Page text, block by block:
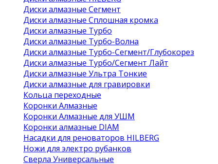
Диски алмазные Сегмент
Диски алмазные Сплошная кромка
Диски алмазные Турбо
Диски алмазные Турбо-Волна
Диски алмазные Турбо-Сегмент/Глубокорез
Диски алмазные Турбо/Сегмент Лайт
Диски алмазные Ультра Тонкие
Диски алмазные для гравировки
Кольца переходные
Коронки Алмазные
Коронки Алмазные для УШМ
Коронки алмазные DIAM
Насадки для реноваторов HILBERG
Ножи для электро рубанков
Сверла Универсальные